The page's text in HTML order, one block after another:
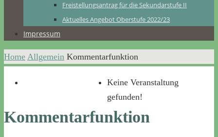
Freistellungsantrag für die Sekundarstufe II
Aktuelles Angebot Oberstufe 2022/23
Impressum
Home Allgemein Kommentarfunktion
Kommentarfunktion
Keine Veranstaltung
gefunden!